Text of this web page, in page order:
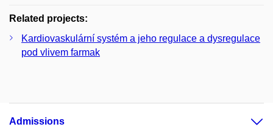
Related projects:
Kardiovaskulární systém a jeho regulace a dysregulace
pod vlivem farmak
Admissions